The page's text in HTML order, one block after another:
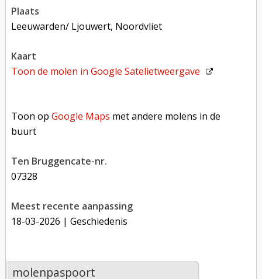
plaats
Leeuwarden/ Ljouwert, Noordvliet
kaart
Toon de molen inGoogle Satelietweergave
Toon opGoogle Maps met andere molens in de
buurt
Ten Bruggencate-nr.
07328
Meest recente aanpassing
18-03-2026 | Geschiedenis
molenpaspoort